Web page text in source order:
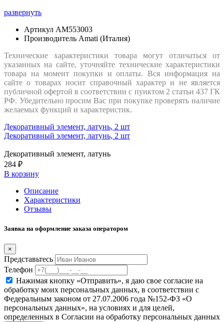
развернуть
Артикул AM553003
Производитель Amati (Италия)
Технические характеристики товара могут отличаться от
указанных на сайте, уточняйте технические характеристики
товара на момент покупки и оплаты. Вся информация на
сайте о товарах носит справочный характер и не является
публичной офертой в соответствии с пунктом 2 статьи 437 ГК
РФ. Убедительно просим Вас при покупке проверять наличие
желаемых функций и характеристик.
Декоративный элемент, латунь, 2 шт
Декоративный элемент, латунь, 2 шт
Декоративный элемент, латунь
284 ₽
В корзину
Описание
Характеристики
Отзывы
Заявка на оформление заказа оператором
×
Представьтесь
Телефон
Нажимая кнопку «Отправить», я даю свое согласие на
обработку моих персональных данных, в соответствии с
Федеральным законом от 27.07.2006 года №152-ФЗ «О
персональных данных», на условиях и для целей,
определенных в Согласии на обработку персональных данных